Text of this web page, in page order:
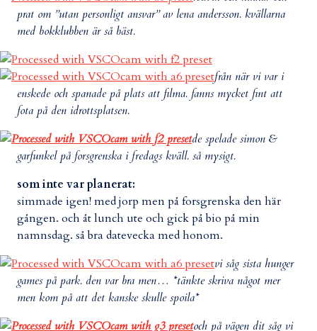
prat om ”utan personligt ansvar” av lena andersson. kvällarna
med bokklubben är så bäst.
från när vi var i
enskede och spanade på plats att filma. fanns mycket fint att
fota på den idrottsplatsen.
de spelade simon &
garfunkel på forsgrenska i fredags kväll. så mysigt.
som inte var planerat:
simmade igen! med jorp men på forsgrenska den här
gången. och åt lunch ute och gick på bio på min
namnsdag. så bra datevecka med honom.
vi såg sista hunger
games på park. den var bra men… *tänkte skriva något mer
men kom på att det kanske skulle spoila*
och på vägen dit såg vi